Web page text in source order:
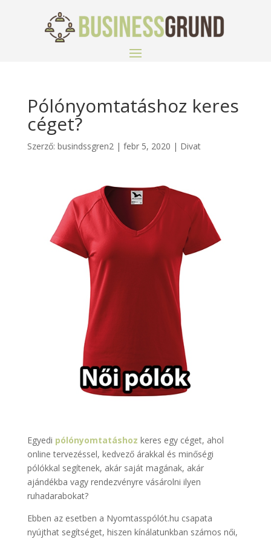
Pólónyomtatáshoz keres
céget?
Szerző: busindssgren2| febr 5, 2020 | Divat
Egyedi pólónyomtatáshoz keres egy céget, ahol
online tervezéssel, kedvező árakkal és minőségi
pólókkal segítenek, akár saját magának, akár
ajándékba vagy rendezvényre vásárolni ilyen
ruhadarabokat?
Ebben az esetben a Nyomtasspólót.hu csapata
nyújthat segítséget, hiszen kínálatunkban számos női,